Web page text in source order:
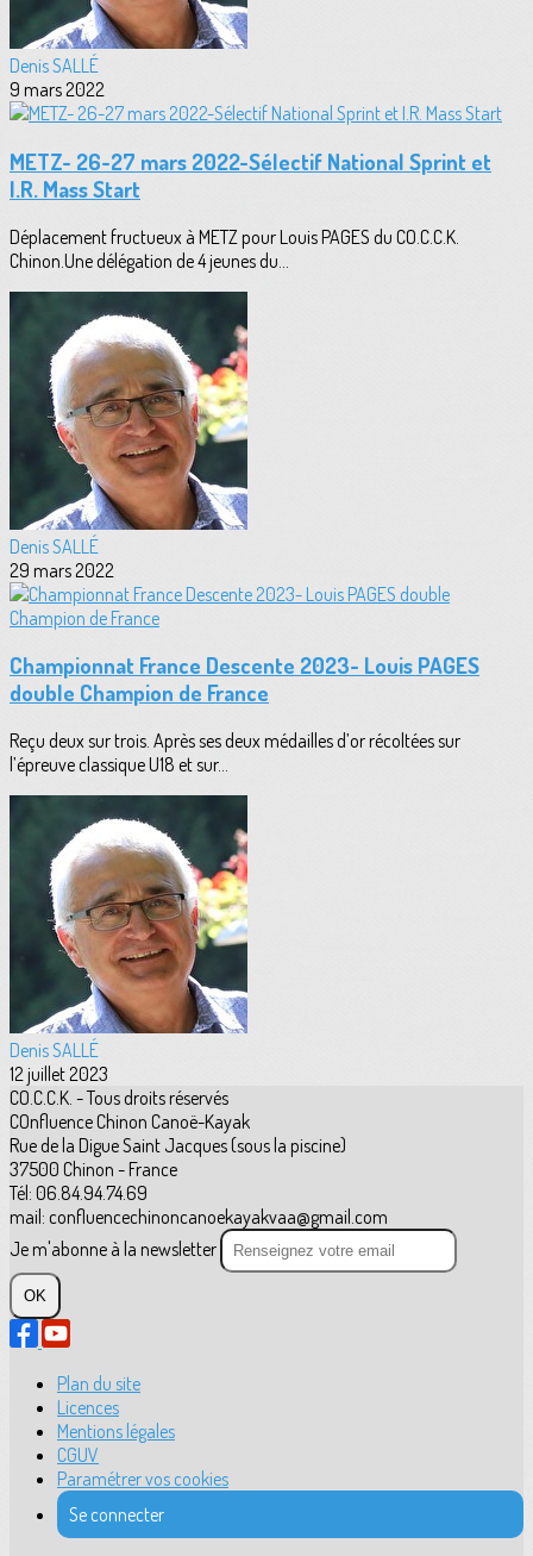
Denis SALLÉ
9 mars 2022
METZ- 26-27 mars 2022-Sélectif National Sprint et
I.R. Mass Start
Déplacement fructueux à METZ pour Louis PAGES du CO.C.C.K.
Chinon.Une délégation de 4 jeunes du...
Denis SALLÉ
29 mars 2022
Championnat France Descente 2023- Louis PAGES
double Champion de France
Reçu deux sur trois. Après ses deux médailles d’or récoltées sur
l’épreuve classique U18 et sur...
Denis SALLÉ
12 juillet 2023
CO.C.C.K. - Tous droits réservés
COnfluence Chinon Canoë-Kayak
Rue de la Digue Saint Jacques (sous la piscine)
37500 Chinon - France
Tél: 06.84.94.74.69
mail: confluencechinoncanoekayakvaa@gmail.com
Je m'abonne à la newsletter
OK
Plan du site
Licences
Mentions légales
CGUV
Paramétrer vos cookies
Se connecter